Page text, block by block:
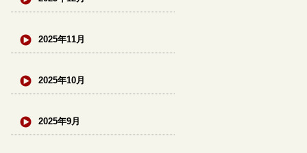
2025年11月
2025年10月
2025年9月